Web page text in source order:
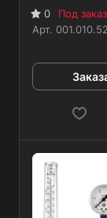
0
Под заказ
Арт.